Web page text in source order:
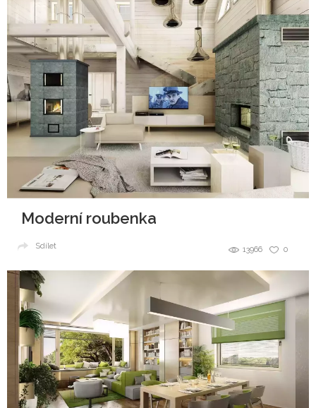
Moderní roubenka
0
13966
Sdílet